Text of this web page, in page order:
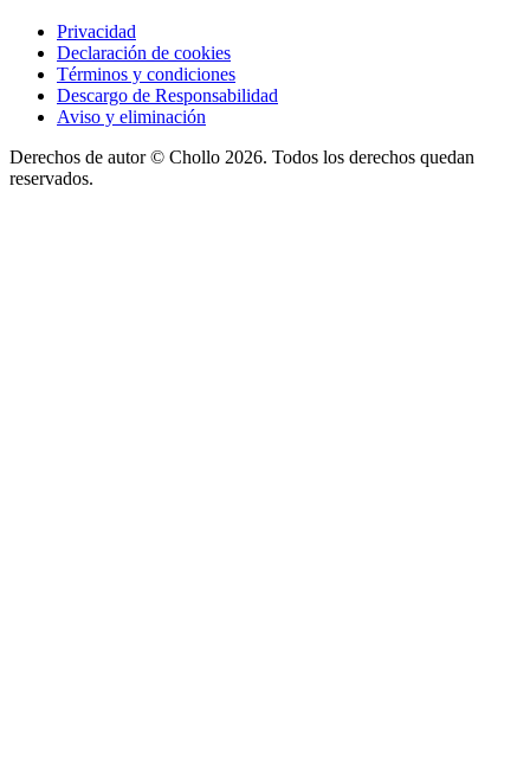
Privacidad
Declaración de cookies
Términos y condiciones
Descargo de Responsabilidad
Aviso y eliminación
Derechos de autor © Chollo 2026. Todos los derechos quedan
reservados.